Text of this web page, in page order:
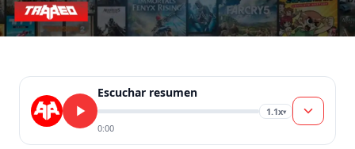
Escuchar resumen
1.1x▾
0:00